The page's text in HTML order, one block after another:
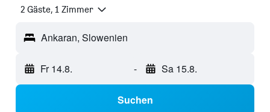
2 Gäste, 1 Zimmer
Ankaran, Slowenien
Fr 14.8. - Sa 15.8.
Suchen